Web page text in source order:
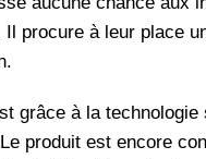
Il procure à leur place
grâce à la technologie
produit est encore